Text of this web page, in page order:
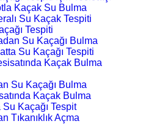
Kaçak Su Bulma
Su Kaçak Tespiti
Tespiti
Su Kaçağı Bulma
Su Kaçağı Tespiti
Kaçak Bulma
Su Kaçağı Bulma
Kaçak Bulma
Su Kaçağı Tespit
Tıkanıklık Açma